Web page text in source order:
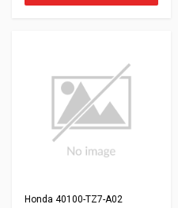
Honda 40100-TZ7-A02